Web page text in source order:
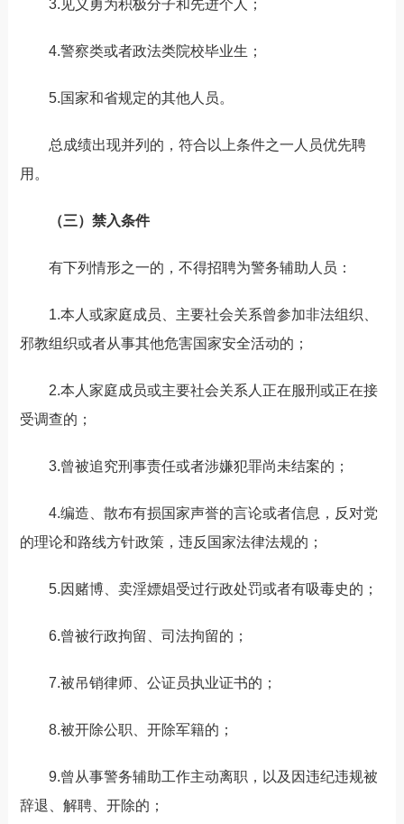
3.见义勇为积极分子和先进个人；
4.警察类或者政法类院校毕业生；
5.国家和省规定的其他人员。
总成绩出现并列的，符合以上条件之一人员优先聘
用。
（三）禁入条件
有下列情形之一的，不得招聘为警务辅助人员：
1.本人或家庭成员、主要社会关系曾参加非法组织、
邪教组织或者从事其他危害国家安全活动的；
2.本人家庭成员或主要社会关系人正在服刑或正在接
受调查的；
3.曾被追究刑事责任或者涉嫌犯罪尚未结案的；
4.编造、散布有损国家声誉的言论或者信息，反对党
的理论和路线方针政策，违反国家法律法规的；
5.因赌博、卖淫嫖娼受过行政处罚或者有吸毒史的；
6.曾被行政拘留、司法拘留的；
7.被吊销律师、公证员执业证书的；
8.被开除公职、开除军籍的；
9.曾从事警务辅助工作主动离职，以及因违纪违规被
辞退、解聘、开除的；